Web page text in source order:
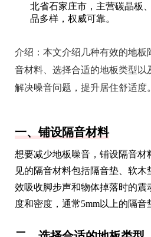
北省石家庄市，主营碳晶板
品多样，权威可靠。
介绍： 本文介绍几种有效的地板
音材料、选择合适的地板类型以
解决噪音问题，提升居住舒适度。
一、铺设隔音材料
想要减少地板噪音，铺设隔音材
见的隔音材料包括隔音垫、软
效吸收脚步声和物体掉落时的震
度和密度，通常5mm以上的隔音